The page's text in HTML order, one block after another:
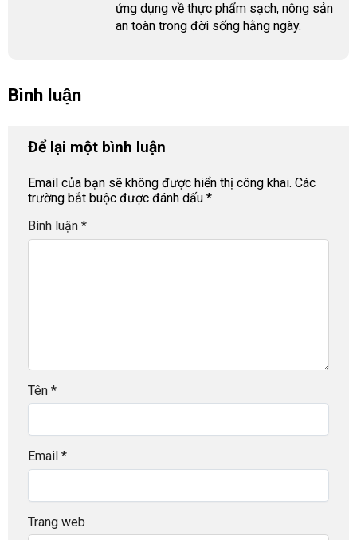
ứng dụng về thực phẩm sạch, nông sản
an toàn trong đời sống hằng ngày.
Bình luận
Để lại một bình luận
Email của bạn sẽ không được hiển thị công khai. Các
trường bắt buộc được đánh dấu *
Bình luận *
Tên *
Email *
Trang web